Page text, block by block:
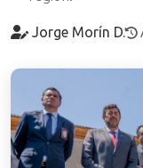
Jorge Morín D.